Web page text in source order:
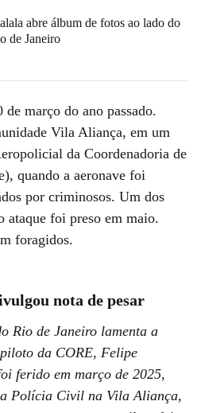
abre álbum de fotos ao lado do
de Janeiro
março do ano passado.
Vila Aliança, em um
da Coordenadoria de
quando a aeronave foi
por criminosos. Um dos
ataque foi preso em maio.
foragidos.
nota de pesar
Rio de Janeiro lamenta a
da CORE, Felipe
ferido em março de 2025,
Polícia Civil na Vila Aliança,